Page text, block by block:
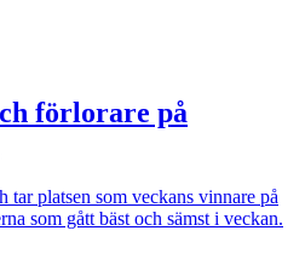
förlorare på
tar platsen som veckans vinnare på
som gått bäst och sämst i veckan.